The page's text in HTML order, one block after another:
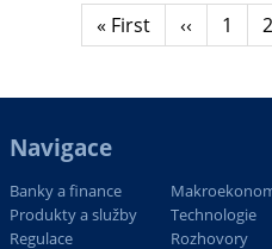
Pagination
First
page
« First
Předchozí
stránka
‹‹ 1 2
Navigace
Banky a finance
Produkty a služby
Technologie
Regulace
Rozhovory